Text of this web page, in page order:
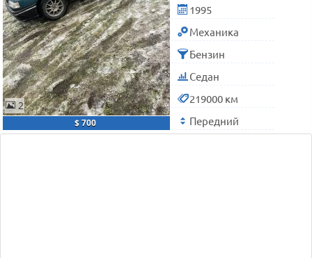
2
$ 700
1995
Механика
Бензин
Седан
219000 км
Передний